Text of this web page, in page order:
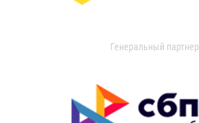
Генеральный партнер